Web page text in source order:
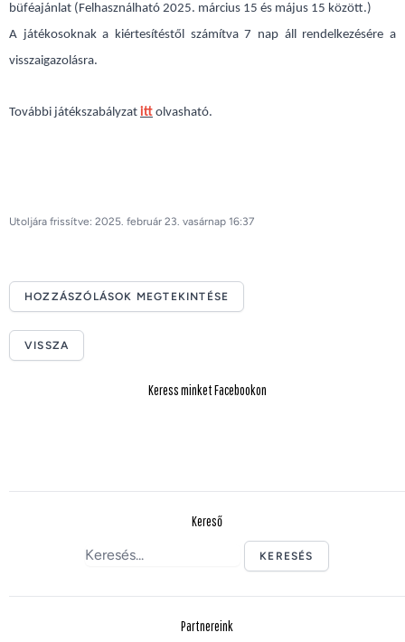
büféajánlat (Felhasználható 2025. március 15 és május 15 között.)
A játékosoknak a kiértesítéstől számítva 7 nap áll rendelkezésére a
visszaigazolásra.
További játékszabályzat itt olvasható.
Utoljára frissítve: 2025. február 23. vasárnap 16:37
HOZZÁSZÓLÁSOK MEGTEKINTÉSE
VISSZA
Keress minket Facebookon
Kereső
KERESÉS
Partnereink